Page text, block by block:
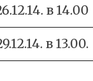
в 14.00
в 13.00.